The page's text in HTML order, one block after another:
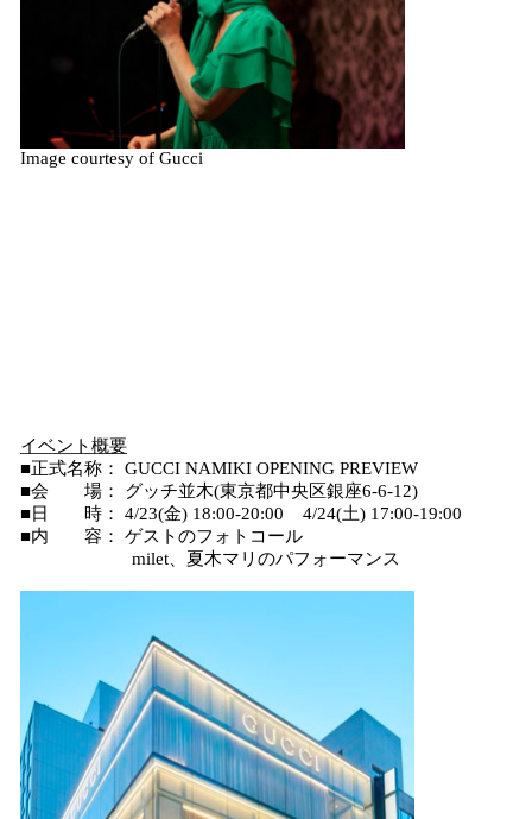
Image courtesy of Gucci
イベント概要
■正式名称： GUCCI NAMIKI OPENING PREVIEW
■会 場： グッチ並木(東京都中央区銀座6-6-12)
■日 時： 4/23(金) 18:00-20:00 4/24(土) 17:00-19:00
■内 容： ゲストのフォトコール
milet、夏木マリのパフォーマンス